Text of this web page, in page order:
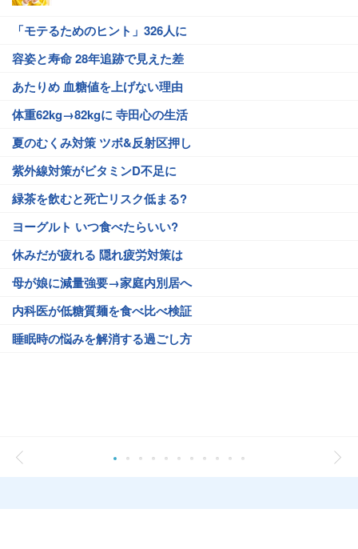
「モテるためのヒント」326人に
容姿と寿命 28年追跡で見えた差
あたりめ 血糖値を上げない理由
体重62kg→82kgに 寺田心の生活
夏のむくみ対策 ツボ&反射区押し
紫外線対策がビタミンD不足に
緑茶を飲むと死亡リスク低まる?
ヨーグルト いつ食べたらいい?
休みだが疲れる 隠れ疲労対策は
母が娘に減量強要→家庭内別居へ
内科医が低糖質麺を食べ比べ検証
睡眠時の悩みを解消する過ごし方